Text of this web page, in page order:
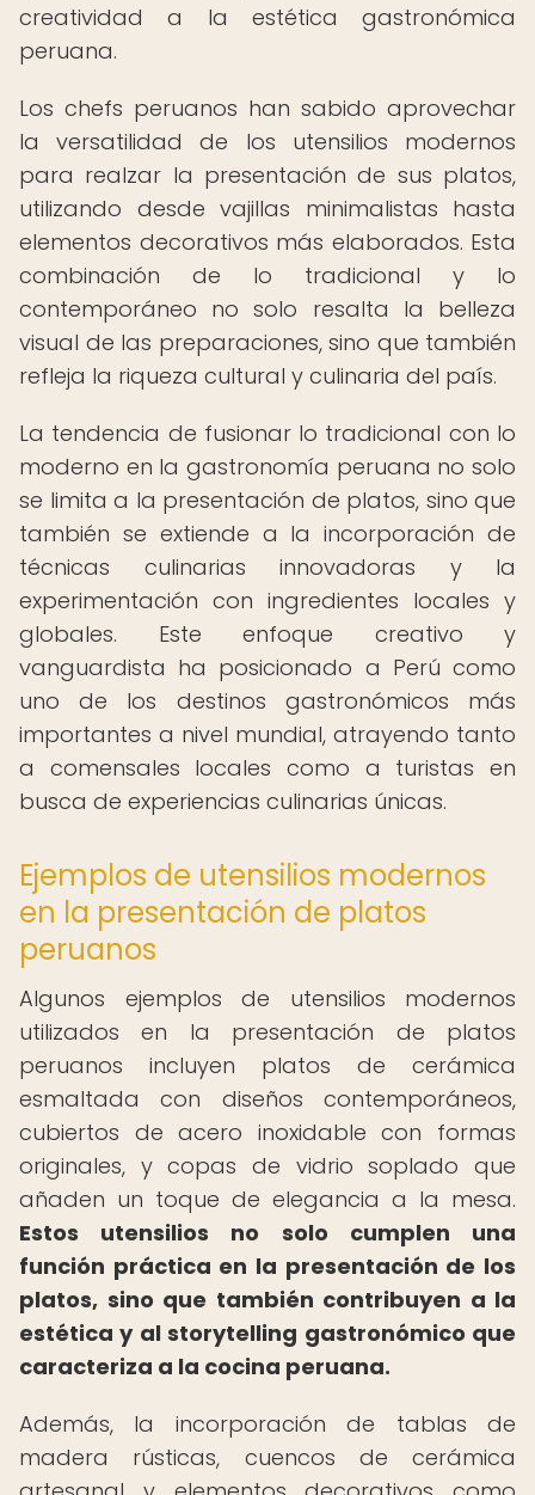
creatividad a la estética gastronómica
peruana.
Los chefs peruanos han sabido aprovechar
la versatilidad de los utensilios modernos
para realzar la presentación de sus platos,
utilizando desde vajillas minimalistas hasta
elementos decorativos más elaborados. Esta
combinación de lo tradicional y lo
contemporáneo no solo resalta la belleza
visual de las preparaciones, sino que también
refleja la riqueza cultural y culinaria del país.
La tendencia de fusionar lo tradicional con lo
moderno en la gastronomía peruana no solo
se limita a la presentación de platos, sino que
también se extiende a la incorporación de
técnicas culinarias innovadoras y la
experimentación con ingredientes locales y
globales. Este enfoque creativo y
vanguardista ha posicionado a Perú como
uno de los destinos gastronómicos más
importantes a nivel mundial, atrayendo tanto
a comensales locales como a turistas en
busca de experiencias culinarias únicas.
Ejemplos de utensilios modernos
en la presentación de platos
peruanos
Algunos ejemplos de utensilios modernos
utilizados en la presentación de platos
peruanos incluyen platos de cerámica
esmaltada con diseños contemporáneos,
cubiertos de acero inoxidable con formas
originales, y copas de vidrio soplado que
añaden un toque de elegancia a la mesa.
Estos utensilios no solo cumplen una
función práctica en la presentación de los
platos, sino que también contribuyen a la
estética y al storytelling gastronómico que
caracteriza a la cocina peruana.
Además, la incorporación de tablas de
madera rústicas, cuencos de cerámica